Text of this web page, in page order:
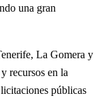
una gran
La Gomera y
recursos en la
públicas